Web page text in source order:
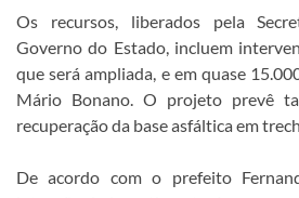
Os recursos, liberados pela
Governo do Estado, incluem
que será ampliada, e em quase
Mário Bonano. O projeto prevê
recuperação da base asfáltica em
De acordo com o prefeito